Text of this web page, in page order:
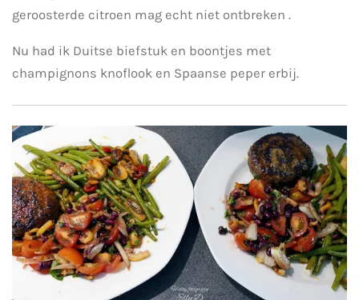
geroosterde citroen mag echt niet ontbreken .
Nu had ik Duitse biefstuk en boontjes met
champignons knoflook en Spaanse peper erbij.